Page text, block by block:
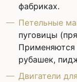
фабриках.
Петельные
пуговицы
рубашек,
Двигатели